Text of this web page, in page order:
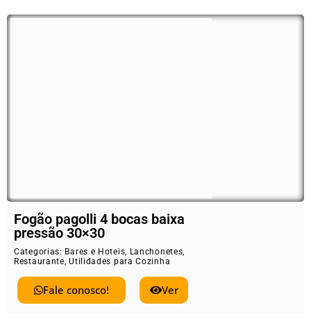
Fogão pagolli 4 bocas baixa
pressão 30×30
Categorias: Bares e Hoteis, Lanchonetes,
Restaurante,Utilidades para Cozinha
Fale conosco! Ver